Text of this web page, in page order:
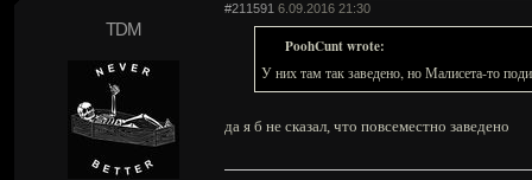
#211591 6.09.2016 21:30
TDM
PoohCunt wrote:
У них там так заведено, но Малисета-то
да я б не сказал, что повсеместно заведено